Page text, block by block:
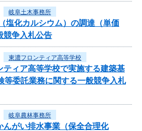
岐阜土木事務所
塩化カルシウム）の調達（単価
競争入札公告
東濃フロンティア高等学校
ティア高等学校で実施する建築基
等委託業務に関する一般競争入札
岐阜農林事務所
んがい排水事業（保全合理化